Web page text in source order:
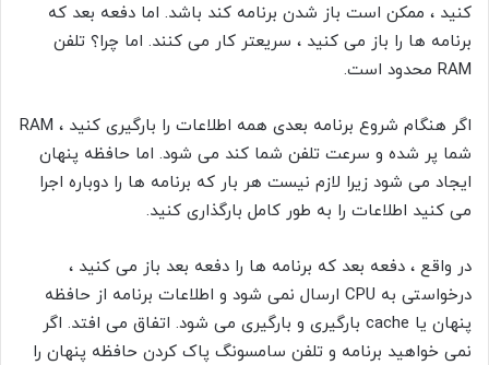
کنید ، ممکن است باز شدن برنامه کند باشد. اما دفعه بعد که
برنامه ها را باز می کنید ، سریعتر کار می کنند. اما چرا؟ تلفن
RAM محدود است.
اگر هنگام شروع برنامه بعدی همه اطلاعات را بارگیری کنید ، RAM
شما پر شده و سرعت تلفن شما کند می شود. اما حافظه پنهان
ایجاد می شود زیرا لازم نیست هر بار که برنامه ها را دوباره اجرا
می کنید اطلاعات را به طور کامل بارگذاری کنید.
در واقع ، دفعه بعد که برنامه ها را دفعه بعد باز می کنید ،
درخواستی به CPU ارسال نمی شود و اطلاعات برنامه از حافظه
پنهان یا cache بارگیری و بارگیری می شود.
اتفاق می افتد. اگر
نمی خواهید برنامه و تلفن سامسونگ پاک کردن حافظه پنهان را